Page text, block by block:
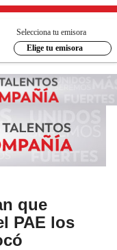
Selecciona tu emisora
Elige tu emisora
que
PAE los